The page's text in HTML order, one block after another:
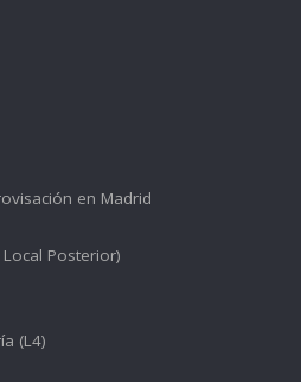
en Madrid
Posterior)
(L4)